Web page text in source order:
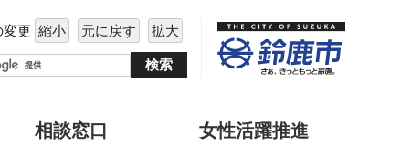
変更 縮小 元に戻す 拡大
相談窓口 女性活躍推進